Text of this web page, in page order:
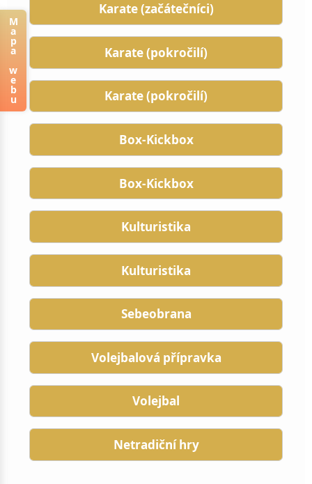
Karate (začátečníci)
Karate (pokročilí)
Karate (pokročilí)
Box-Kickbox
Box-Kickbox
Kulturistika
Kulturistika
Sebeobrana
Volejbalová přípravka
Volejbal
Netradiční hry
M
a
p
a
w
e
b
u